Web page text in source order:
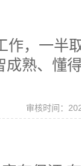
作，一半
成熟、懂
审核时间：